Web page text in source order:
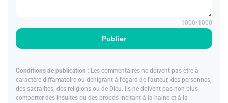
Publier
1000/1000
Conditions de publication : Les commentaires ne doivent pas être à
caractère diffamatoire ou dénigrant à l'égard de l'auteur, des personnes,
des sacralités, des religions ou de Dieu. Ils ne doivent pas non plus
comporter des insultes ou des propos incitant à la haine et à la